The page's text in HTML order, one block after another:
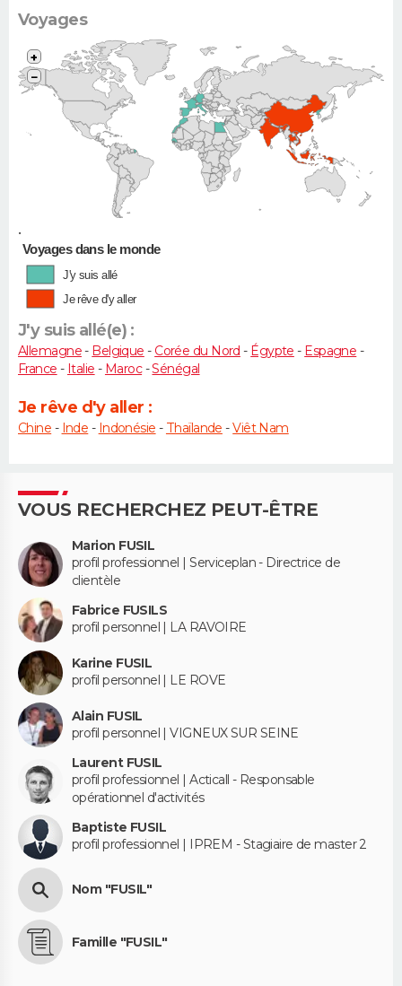
Voyages
•
+
−
Voyages dans le monde
J'y suis allé
Je rêve d'y aller
J'y suis allé(e) :
Allemagne- Belgique - Corée du Nord - Égypte - Espagne -
France - Italie - Maroc-Sénégal
Je rêve d'y aller :
Chine - Inde - Indonésie - Thaïlande -Viêt Nam
VOUS RECHERCHEZ PEUT-ÊTRE
Marion FUSIL
profil professionnel | Serviceplan - Directrice de
clientèle
Fabrice FUSILS
profil personnel | LA RAVOIRE
Karine FUSIL
profil personnel | LE ROVE
Alain FUSIL
profil personnel | VIGNEUX SUR SEINE
Laurent FUSIL
profil professionnel | Acticall - Responsable
opérationnel d'activités
Baptiste FUSIL
profil professionnel | IPREM - Stagiaire de master 2
Nom "FUSIL"
Famille "FUSIL"